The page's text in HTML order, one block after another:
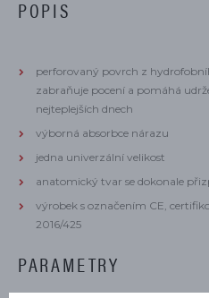
POPIS
perforovaný povrch z
zabraňuje pocení a pomáhá
nejteplejších dnech
výborná absorbce nárazu
jedna univerzální velikost
anatomický tvar se dokonale
výrobek s označením CE,
2016/425
PARAMETRY